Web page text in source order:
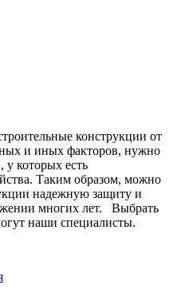
конструкции от
и иных факторов, нужно
у которых есть
Таким образом, можно
надежную защиту и
многих лет. Выбрать
наши специалисты.